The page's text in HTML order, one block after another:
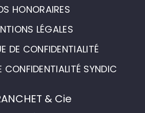
HONORAIRES
LÉGALES
DE CONFIDENTIALITÉ
CONFIDENTIALITÉ SYNDIC
& Cie